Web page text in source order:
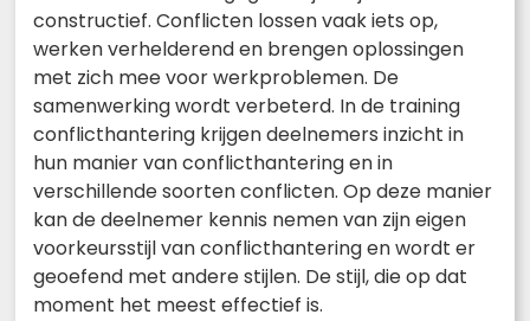
constructief. Conflicten lossen vaak iets op,
werken verhelderend en brengen oplossingen
met zich mee voor werkproblemen. De
samenwerking wordt verbeterd. In de training
conflicthantering krijgen deelnemers inzicht in
hun manier van conflicthantering en in
verschillende soorten conflicten. Op deze manier
kan de deelnemer kennis nemen van zijn eigen
voorkeursstijl van conflicthantering en wordt er
geoefend met andere stijlen. De stijl, die op dat
moment het meest effectief is.